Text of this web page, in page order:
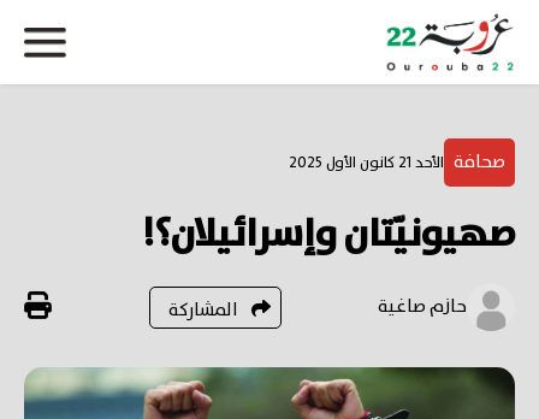
صحافة الأحد 21 كانون الأول 2025
صهيونيّتان وإسرائيلان؟!
حازم صاغية المشاركة